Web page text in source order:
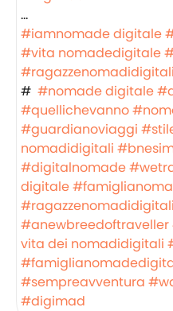
…
#iamnomade digitale
#vita nomadedigitale
#ragazzenomadidigitali
# #nomade digitale
#quellichevanno
#guardianoviaggi
nomadidigitali
#digitalnomade
digitale
#ragazzenomadidigitali
#anewbreedoftraveller
vita dei nomadidigitali
#sempreavventura
#digimad